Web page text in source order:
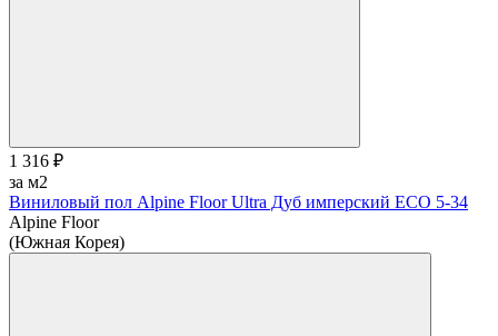
1 316 ₽
за м2
Виниловый пол Alpine Floor Ultra Дуб имперский ЕСО 5-34
Alpine Floor
(Южная Корея)